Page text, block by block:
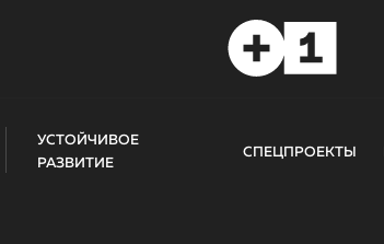
УСТОЙЧИВОЕ
РАЗВИТИЕ
СПЕЦПРОЕКТЫ